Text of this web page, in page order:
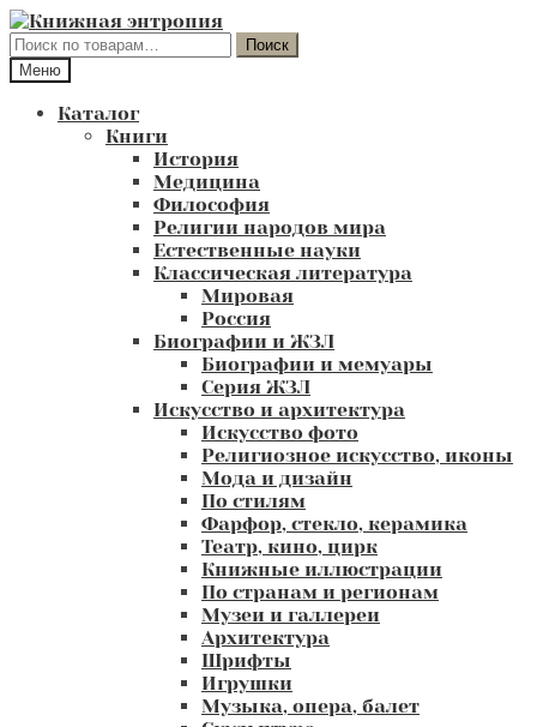
Перейти
к
навигации
Перейти
к
содержимому
Искать:
Поиск
Меню
Каталог
Книги
История
Медицина
Философия
Религии народов мира
Естественные науки
Классическая литература
Мировая
Россия
Биографии и ЖЗЛ
Биографии и мемуары
Серия ЖЗЛ
Искусство и архитектура
Искусство фото
Религиозное искусство, иконы
Мода и дизайн
По стилям
Фарфор, стекло, керамика
Театр, кино, цирк
Книжные иллюстрации
По странам и регионам
Музеи и галлереи
Архитектура
Шрифты
Игрушки
Музыка, опера, балет